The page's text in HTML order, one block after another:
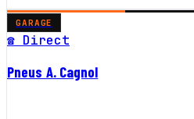
GARAGE
☎ Direct
Pneus A. Cagnol